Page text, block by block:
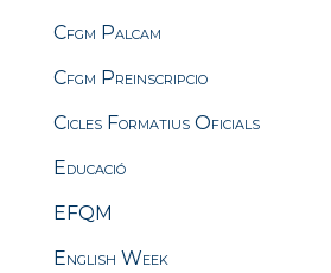
Cfgm Palcam
Cfgm Preinscripcio
Cicles Formatius Oficials
Educació
EFQM
English Week